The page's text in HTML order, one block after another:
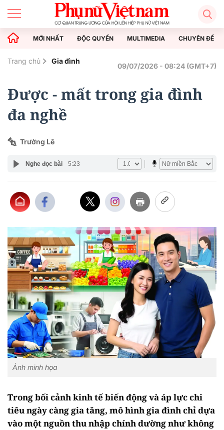
MỚI NHẤT ĐỘC QUYỀN MULTIMEDIA CHUYÊN ĐỀ
Trang chủ Gia đình
09/07/2026 - 08:24 (GMT+7)
Được - mất trong gia đình
đa nghề
Trường Lê
Nghe đọc bài 5:23
Ảnh minh họa
Trong bối cảnh kinh tế biến động và áp lực chi
tiêu ngày càng gia tăng, mô hình gia đình chỉ dựa
vào một nguồn thu nhập chính dường như không